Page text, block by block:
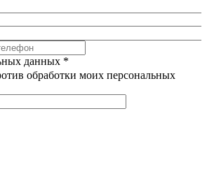
данных *
обработки моих персональных